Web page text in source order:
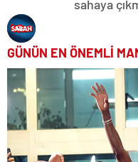
sahaya
GÜNÜN EN ÖNEMLİ